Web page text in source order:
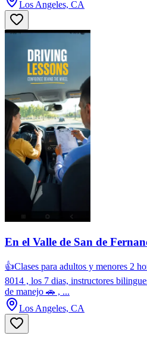
Los Angeles, CA
En el Valle de San de
👍Clases para adultos y menores 2
8014 , los 7 dias, instructores
de manejo 🚗 , ...
Los Angeles, CA